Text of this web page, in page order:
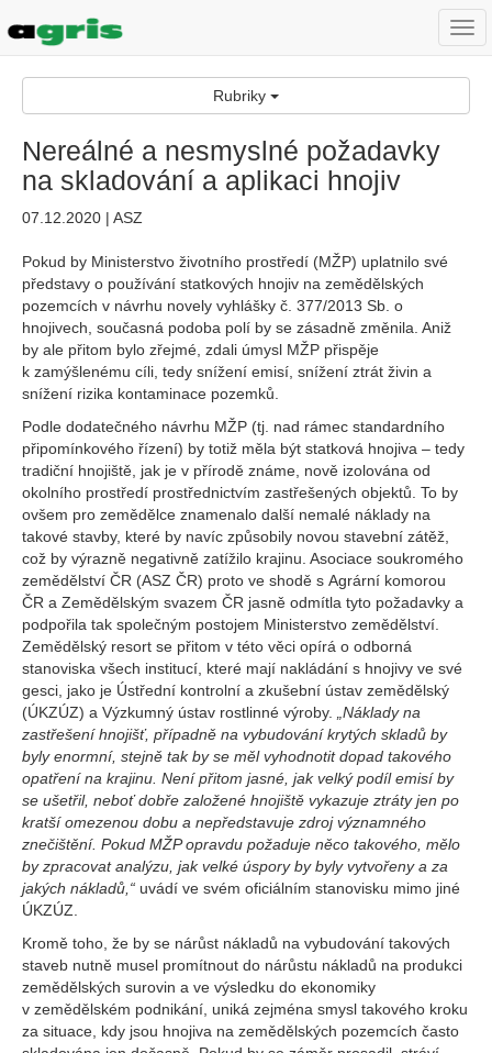
Rubriky
Nereálné a nesmyslné požadavky
na skladování a aplikaci hnojiv
07.12.2020 | ASZ
Pokud by Ministerstvo životního prostředí (MŽP) uplatnilo své
představy o používání statkových hnojiv na zemědělských
pozemcích v návrhu novely vyhlášky č. 377/2013 Sb. o
hnojivech, současná podoba polí by se zásadně změnila. Aniž
by ale přitom bylo zřejmé, zdali úmysl MŽP přispěje
k zamýšlenému cíli, tedy snížení emisí, snížení ztrát živin a
snížení rizika kontaminace pozemků.
Podle dodatečného návrhu MŽP (tj. nad rámec standardního
připomínkového řízení) by totiž měla být statková hnojiva – tedy
tradiční hnojiště, jak je v přírodě známe, nově izolována od
okolního prostředí prostřednictvím zastřešených objektů. To by
ovšem pro zemědělce znamenalo další nemalé náklady na
takové stavby, které by navíc způsobily novou stavební zátěž,
což by výrazně negativně zatížilo krajinu. Asociace soukromého
zemědělství ČR (ASZ ČR) proto ve shodě s Agrární komorou
ČR a Zemědělským svazem ČR jasně odmítla tyto požadavky a
podpořila tak společným postojem Ministerstvo zemědělství.
Zemědělský resort se přitom v této věci opírá o odborná
stanoviska všech institucí, které mají nakládání s hnojivy ve své
gesci, jako je Ústřední kontrolní a zkušební ústav zemědělský
(ÚKZÚZ) a Výzkumný ústav rostlinné výroby.
„Náklady na
zastřešení hnojišť, případně na vybudování krytých skladů by
byly enormní, stejně tak by se měl vyhodnotit dopad takového
opatření na krajinu. Není přitom jasné, jak velký podíl emisí by
se ušetřil, neboť dobře založené hnojiště vykazuje ztráty jen po
kratší omezenou dobu a nepředstavuje zdroj významného
znečištění. Pokud MŽP opravdu požaduje něco takového, mělo
by zpracovat analýzu, jak velké úspory by byly vytvořeny a za
jakých nákladů,“ uvádí ve svém oficiálním stanovisku mimo jiné
ÚKZÚZ.
Kromě toho, že by se nárůst nákladů na vybudování takových
staveb nutně musel promítnout do nárůstu nákladů na produkci
zemědělských surovin a ve výsledku do ekonomiky
v zemědělském podnikání, uniká zejména smysl takového kroku
za situace, kdy jsou hnojiva na zemědělských pozemcích často